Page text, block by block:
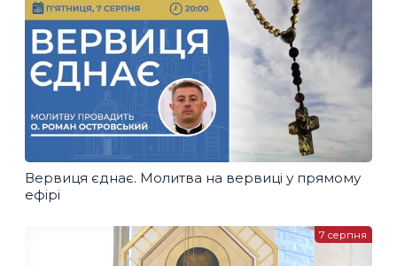
Вервиця єднає. Молитва на вервиці у прямому
ефірі
7 серпня